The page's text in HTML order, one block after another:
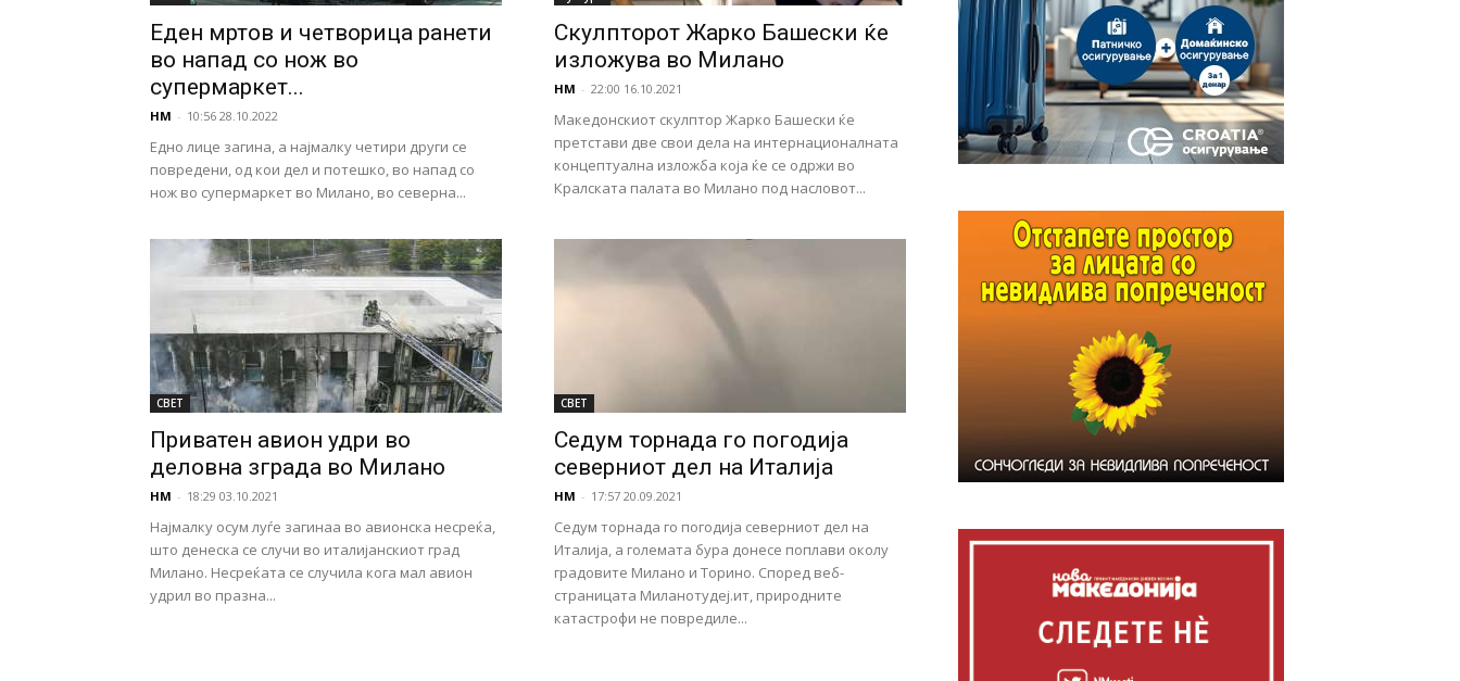
Еден мртов и четворица ранети
во напад со нож во
супермаркет...
НМ - 10:56 28.10.2022
Едно лице загина, а најмалку четири други се
повредени, од кои дел и потешко, во напад со
нож во супермаркет во Милано, во северна...
Скулпторот Жарко Башески ќе
изложува во Милано
НМ - 22:00 16.10.2021
Македонскиот скулптор Жарко Башески ќе
претстави две свои дела на интернационалната
концептуална изложба која ќе се одржи во
Кралската палата во Милано под насловот...
СВЕТ
Приватен авион удри во
деловна зграда во Милано
НМ - 18:29 03.10.2021
Најмалку осум луѓе загинаа во авионска несреќа,
што денеска се случи во италијанскиот град
Милано. Несреќата се случила кога мал авион
удрил во празна...
СВЕТ
Седум торнада го погодија
северниот дел на Италија
НМ - 17:57 20.09.2021
Седум торнада го погодија северниот дел на
Италија, а големата бура донесе поплави околу
градовите Милано и Торино. Според веб-
страницата Миланотудеј.ит, природните
катастрофи не повредиле...